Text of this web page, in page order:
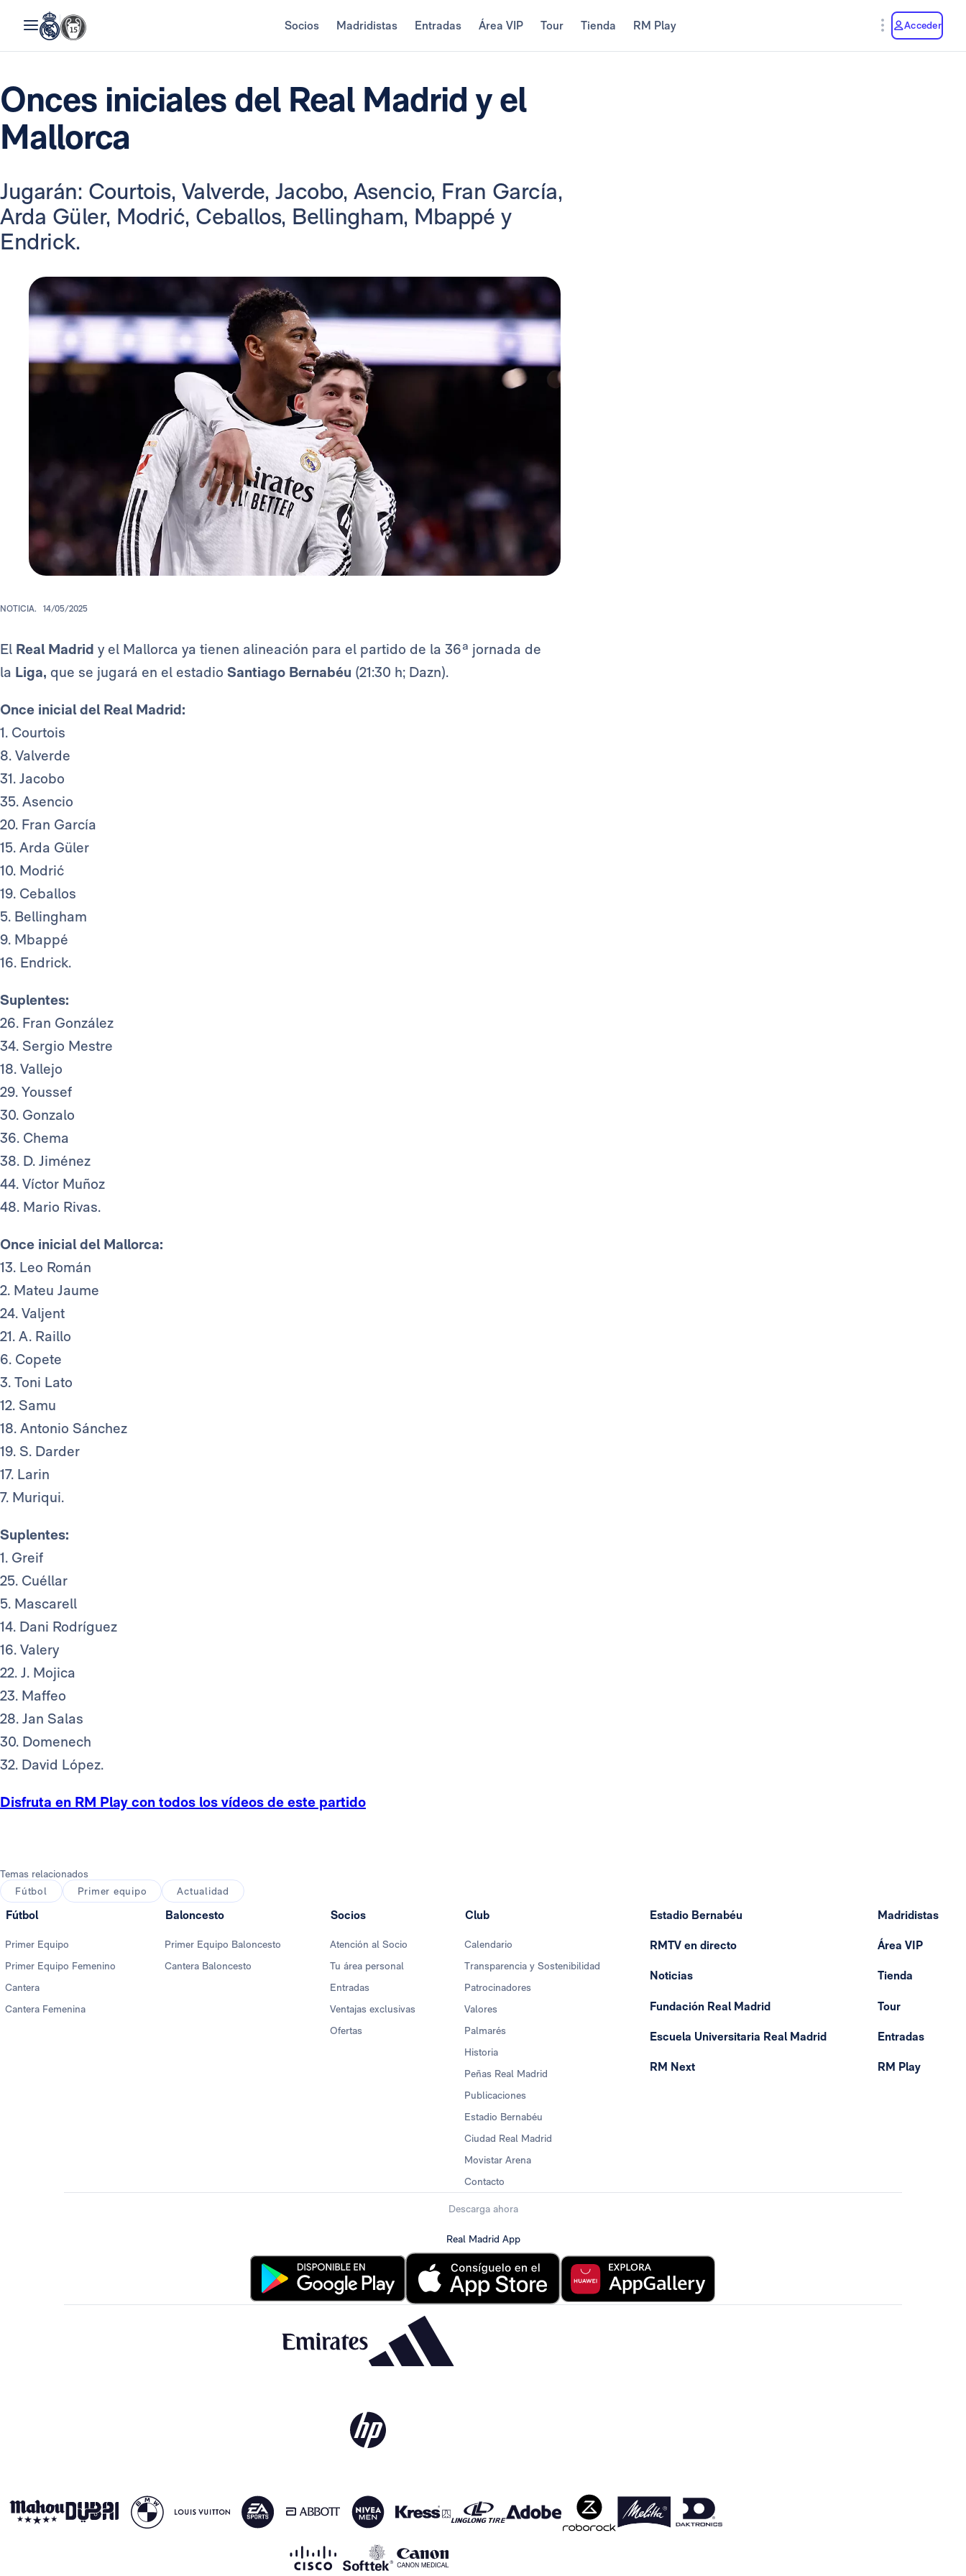
Socios Madridistas Entradas Área VIP Tour Tienda RM Play Acceder
Onces iniciales del Real Madrid y el
Mallorca
Jugarán: Courtois, Valverde, Jacobo, Asencio, Fran García,
Arda Güler, Modrić, Ceballos, Bellingham, Mbappé y
Endrick.
NOTICIA. 14/05/2025
El Real Madrid y el Mallorca ya tienen alineación para el partido de la 36ª jornada de
la Liga, que se jugará en el estadio Santiago Bernabéu (21:30 h; Dazn).
Once inicial del Real Madrid:
1. Courtois
8. Valverde
31. Jacobo
35. Asencio
20. Fran García
15. Arda Güler
10. Modrić
19. Ceballos
5. Bellingham
9. Mbappé
16. Endrick.
Suplentes:
26. Fran González
34. Sergio Mestre
18. Vallejo
29. Youssef
30. Gonzalo
36. Chema
38. D. Jiménez
44. Víctor Muñoz
48. Mario Rivas.
Once inicial del Mallorca:
13. Leo Román
2. Mateu Jaume
24. Valjent
21. A. Raillo
6. Copete
3. Toni Lato
12. Samu
18. Antonio Sánchez
19. S. Darder
17. Larin
7. Muriqui.
Suplentes:
1. Greif
25. Cuéllar
5. Mascarell
14. Dani Rodríguez
16. Valery
22. J. Mojica
23. Maffeo
28. Jan Salas
30. Domenech
32. David López.
Disfruta en RM Play con todos los vídeos de este partido
Temas relacionados
Fútbol
Primer equipo Actualidad
Fútbol
Primer Equipo
Primer Equipo Femenino
Cantera
Cantera Femenina
Baloncesto
Primer Equipo Baloncesto
Cantera Baloncesto
Socios
Atención al Socio
Tu área personal
Entradas
Ventajas exclusivas
Ofertas
Club
Calendario
Transparencia y Sostenibilidad
Patrocinadores
Valores
Palmarés
Historia
Peñas Real Madrid
Publicaciones
Estadio Bernabéu
Ciudad Real Madrid
Movistar Arena
Contacto
Estadio Bernabéu
RMTV en directo
Noticias
Fundación Real Madrid
Escuela Universitaria Real Madrid
RM Next
Madridistas
Área VIP
Tienda
Tour
Entradas
RM Play
Descarga ahora
Real Madrid App